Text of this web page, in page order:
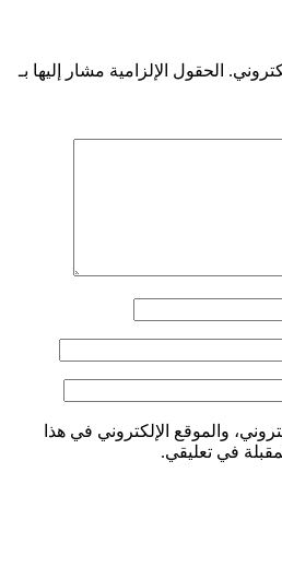
الحقول الإلزامية مشار إليها بـ
والموقع الإلكتروني في هذا
في تعليقي.